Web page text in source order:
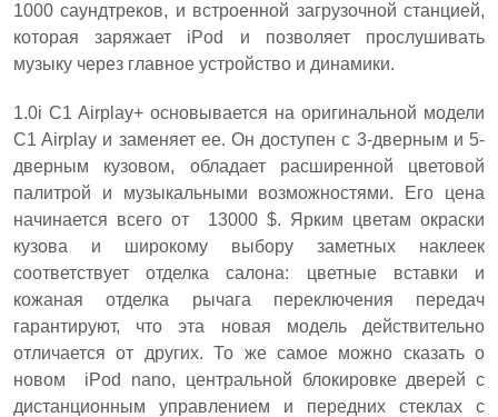
1000 саундтреков, и встроенной загрузочной станцией,
которая заряжает iPod и позволяет прослушивать
музыку через главное устройство и динамики.
1.0i C1 Airplay+ основывается на оригинальной модели
C1 Airplay и заменяет ее. Он доступен с 3-дверным и 5-
дверным кузовом, обладает расширенной цветовой
палитрой и музыкальными возможностями. Его цена
начинается всего от 13000 $. Ярким цветам окраски
кузова и широкому выбору заметных наклеек
соответствует отделка салона: цветные вставки и
кожаная отделка рычага переключения передач
гарантируют, что эта новая модель действительно
отличается от других. То же самое можно сказать о
новом iPod nano, центральной блокировке дверей с
дистанционным управлением и передних стеклах с